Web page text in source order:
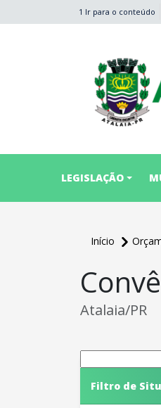
1 Ir para o conteúdo
LEGISLAÇÃO
Início
Atalaia/PR
Filtro de